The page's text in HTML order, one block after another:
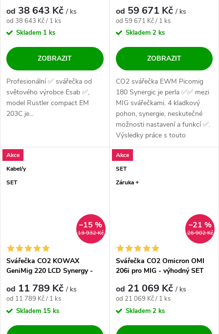
od 38 643 Kč/ ks
Měrná cena:
od 38 643 Kč / 1 ks
Skladem 1 ks
ZOBRAZIT
Profesionální ✅ svářečka od
světového výrobce Esab ✅,
model Rustler compact EM
203C je...
od 59 671 Kč/ ks
Měrná cena:
od 59 671 Kč / 1 ks
Skladem 2 ks
ZOBRAZIT
CO2 svářečka EWM Picomig
180 Synergic je perla ✅✅ mezi
MIG svářečkami. 4 kladkový
pohon, synergie, neskutečné
možnosti nastavení a funkcí ✅.
Výsledky práce s touto
svářečkou...
Akce
Kabel/y
SET
13 932 Kč
–15 %
Svářečka CO2 KOWAX
GeniMig 220 LCD Synergy -
od 11 789 Kč/ ks
Měrná cena:
od 11 789 Kč / 1 ks
Skladem 15 ks
Akce
SET
Záruka +
26 902 Kč
–21 %
Svářečka CO2 Omicron OMI
206i pro MIG - výhodný SET
od 21 069 Kč/ ks
Měrná cena:
od 21 069 Kč / 1 ks
Skladem 2 ks